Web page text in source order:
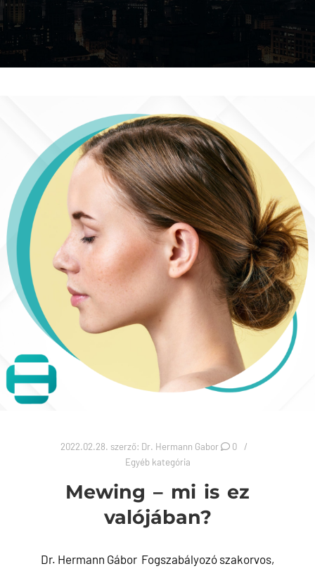
2022.02.28. szerző: Dr. Hermann Gabor
0
Egyéb kategória
Mewing – mi is ez
valójában?
Dr. Hermann Gábor Fogszabályozó szakorvos,